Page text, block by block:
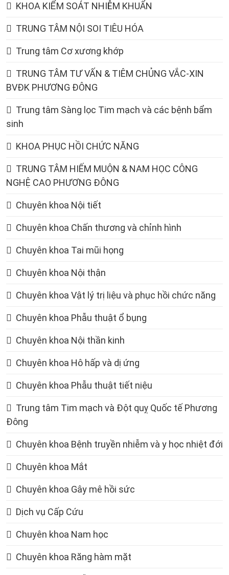
KHOA KIỂM SOÁT NHIỄM KHUẨN
TRUNG TÂM NỘI SOI TIÊU HÓA
Trung tâm Cơ xương khớp
TRUNG TÂM TƯ VẤN & TIÊM CHỦNG VẮC-XIN
BVĐK PHƯƠNG ĐÔNG
Trung tâm Sàng lọc Tim mạch và các bệnh bẩm
sinh
KHOA PHỤC HỒI CHỨC NĂNG
TRUNG TÂM HIẾM MUỘN & NAM HỌC CÔNG
NGHỆ CAO PHƯƠNG ĐÔNG
Chuyên khoa Nội tiết
Chuyên khoa Chấn thương và chỉnh hình
Chuyên khoa Tai mũi họng
Chuyên khoa Nội thận
Chuyên khoa Vật lý trị liệu và phục hồi chức năng
Chuyên khoa Phẫu thuật ổ bụng
Chuyên khoa Nội thần kinh
Chuyên khoa Hô hấp và dị ứng
Chuyên khoa Phẫu thuật tiết niệu
Trung tâm Tim mạch và Đột quỵ Quốc tế Phương
Đông
Chuyên khoa Bệnh truyền nhiễm và y học nhiệt đới
Chuyên khoa Mắt
Chuyên khoa Gây mê hồi sức
Dịch vụ Cấp Cứu
Chuyên khoa Nam học
Chuyên khoa Răng hàm mặt